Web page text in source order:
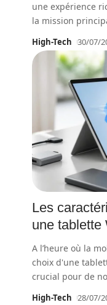
une expérience
la mission
High-Tech 30/07/
Les
une tablette
A l’heure où la
choix d'une
crucial pour de
High-Tech 28/07/